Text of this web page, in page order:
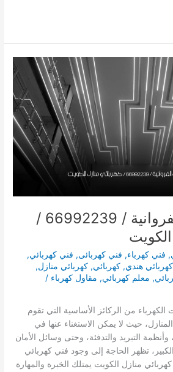
فني كهربائي الفروانية / 66992239 /
, فني كهرباء, فني كهربائى, فني كهربائي,
هندي,كهربائي,كهربائي منازل,
, معلم كهربائي, مقاول كهرباء /
من الركائز الأساسية التي تقوم
المنازل، حيث لا يمكن الاستغناء عنها في
التبريد والتدفئة، وحتى وسائل الأمان
الكبير، تظهر الحاجة إلى وجود فني كهربائي
/ 66629504 / كهربائي منازل الكويت يمتلك الخبرة والمهارة